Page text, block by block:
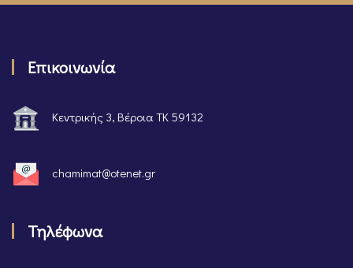
Επικοινωνία
Κεντρικής 3, Βέροια ΤΚ 59132
chamimat@otenet.gr
Τηλέφωνα